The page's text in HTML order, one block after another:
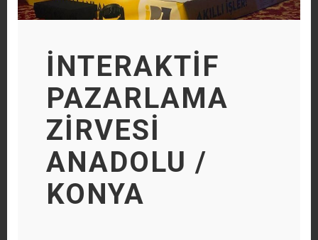
İNTERAKTİF
PAZARLAMA
ZİRVESİ
ANADOLU /
KONYA